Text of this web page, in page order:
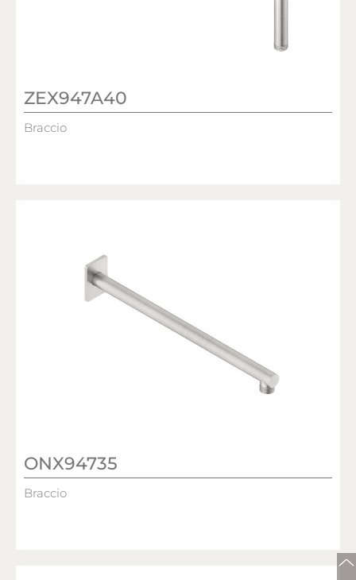
ZEX947A40
Braccio
ONX94735
Braccio